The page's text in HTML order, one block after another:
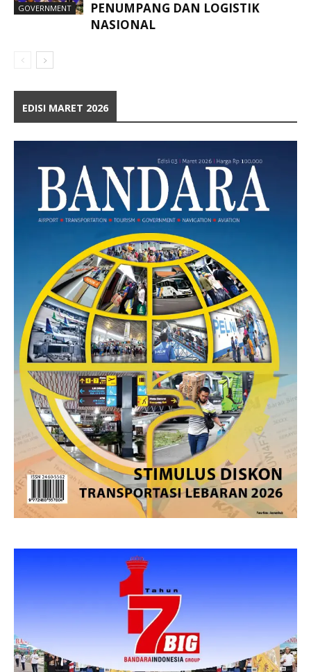
GOVERNMENT
PENUMPANG DAN LOGISTIK
NASIONAL
EDISI MARET 2026